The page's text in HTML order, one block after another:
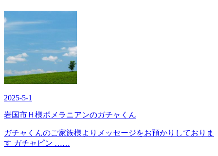
2025-5-1
岩国市Ｈ様ポメラニアンのガチャくん
ガチャくんのご家族様よりメッセージをお預かりしておりま
す ガチャピン ……